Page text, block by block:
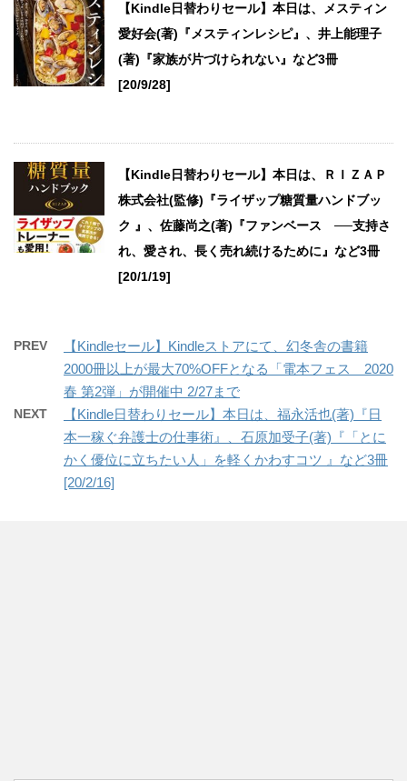
【Kindle日替わりセール】本日は、メスティン
愛好会(著)『メスティンレシピ』、井上能理子
(著)『家族が片づけられない』など3冊
[20/9/28]
【Kindle日替わりセール】本日は、ＲＩＺＡＰ
株式会社(監修)『ライザップ糖質量ハンドブッ
ク 』、佐藤尚之(著)『ファンベース ──支持さ
れ、愛され、長く売れ続けるために』など3冊
[20/1/19]
PREV
【Kindleセール】Kindleストアにて、幻冬舎の書籍
2000冊以上が最大70%OFFとなる「電本フェス 2020
春 第2弾」が開催中 2/27まで
NEXT
【Kindle日替わりセール】本日は、福永活也(著)『日
本一稼ぐ弁護士の仕事術』、石原加受子(著)『「とに
かく優位に立ちたい人」を軽くかわすコツ 』など3冊
[20/2/16]